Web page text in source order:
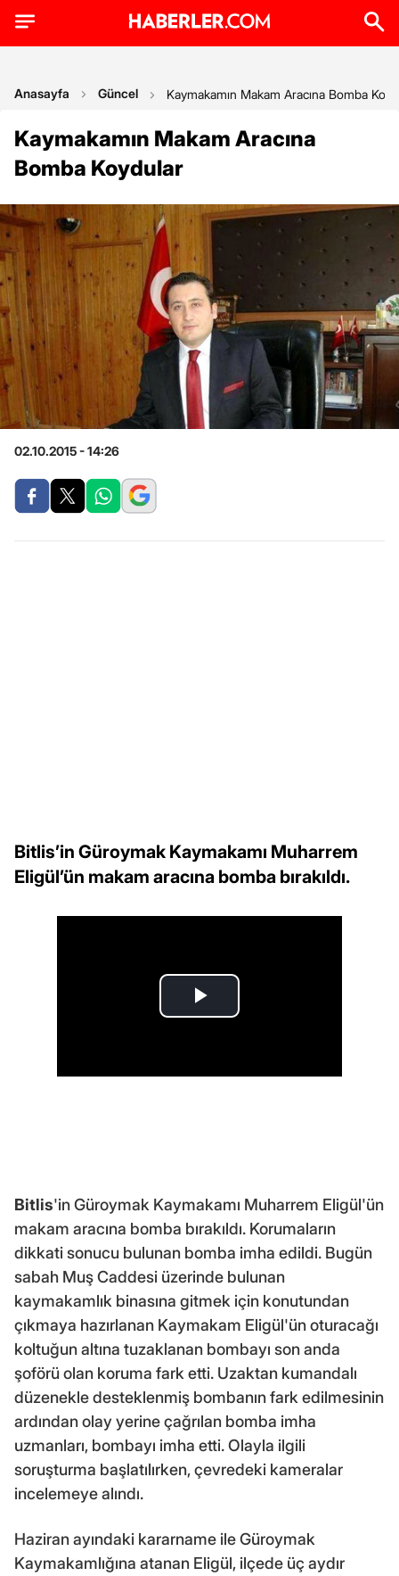
Anasayfa Güncel Kaymakamın Makam Aracına Bomba
Kaymakamın Makam Aracına
Bomba Koydular
02.10.2015 - 14:26
Bitlis’in Güroymak Kaymakamı Muharrem
Eligül’ün makam aracına bomba bırakıldı.
Bitlis'in Güroymak Kaymakamı Muharrem Eligül'ün
makam aracına bomba bırakıldı. Korumaların
dikkati sonucu bulunan bomba imha edildi. Bugün
sabah Muş Caddesi üzerinde bulunan
kaymakamlık binasına gitmek için konutundan
çıkmaya hazırlanan Kaymakam Eligül'ün oturacağı
koltuğun altına tuzaklanan bombayı son anda
şoförü olan koruma fark etti. Uzaktan kumandalı
düzenekle desteklenmiş bombanın fark edilmesinin
ardından olay yerine çağrılan bomba imha
uzmanları, bombayı imha etti. Olayla ilgili
soruşturma başlatılırken, çevredeki kameralar
incelemeye alındı.
Haziran ayındaki kararname ile Güroymak
Kaymakamlığına atanan Eligül, ilçede üç aydır